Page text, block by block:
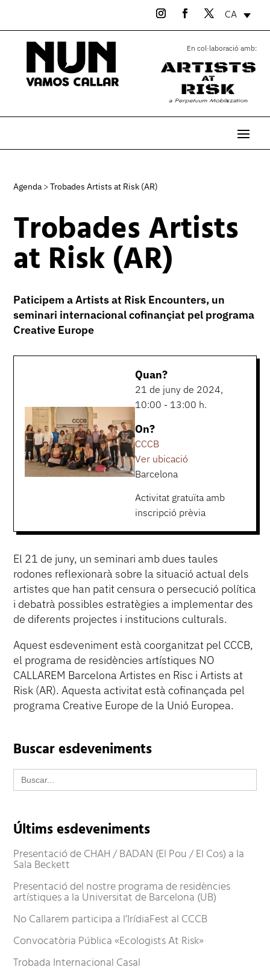
CA
En col·laboració amb:
Agenda >Trobades Artists at Risk (AR)
Trobades Artists
at Risk (AR)
Paticipem a Artists at Risk Encounters, un
seminari internacional cofinançiat pel programa
Creative Europe
Quan?
21 de juny de 2024,
10:00 - 13:00 h.
On?
CCCB
Ver ubicació
Barcelona
Activitat gratuïta amb
inscripció prèvia
El 21 de juny, un seminari amb dues taules
rodones reflexionarà sobre la situació actual dels
artistes que han patit censura o persecució política
i debatrà possibles estratègies a implementar des
de diferents projectes i institucions culturals.
Aquest esdeveniment està coorganitzat pel CCCB,
el programa de residències artístiques NO
CALLAREM Barcelona Artistes en Risc i Artists at
Risk (AR). Aquesta activitat està cofinançada pel
programa Creative Europe de la Unió Europea.
Buscar esdeveniments
Search
for:
Últims esdeveniments
Presentació de CHAH / BADAN (El Pou / El Cos) a la
Sala Beckett
Presentació del nostre programa de residències
artístiques a la Universitat de Barcelona (UB)
No Callarem participa a l’IrídiaFest al CCCB
Convocatòria Pública «Ecologists At Risk»
Trobada Internacional Casal